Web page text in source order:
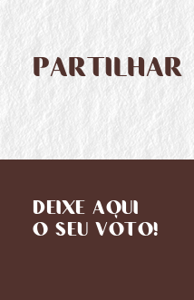
PARTILHAR
DEIXE AQUI
O SEU VOTO!